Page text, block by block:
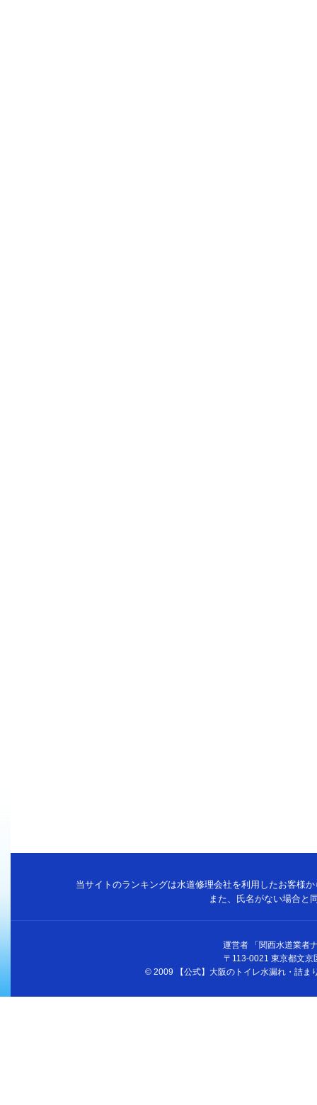
当サイトのランキングは水道修理会社を利用したお客様
また、氏名がない場合と
運営者 「関西水道業者
〒113-0021 東京都文
© 2009 【公式】大阪のトイレ水漏れ・詰ま